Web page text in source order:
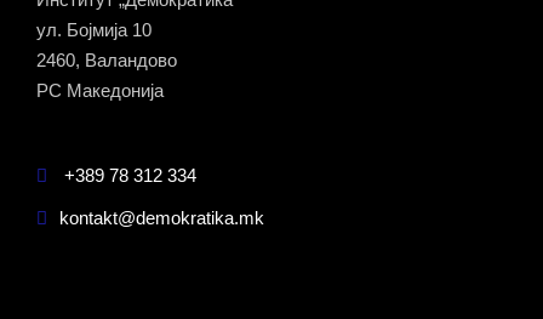
ул. Бојмија 10
2460, Валандово
РС Македонија
+389 78 312 334
kontakt@demokratika.mk